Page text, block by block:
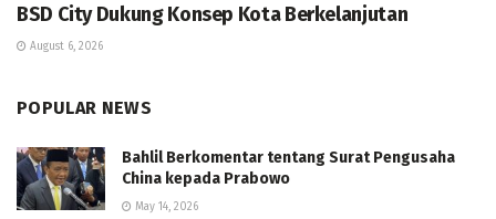
BSD City Dukung Konsep Kota Berkelanjutan
August 6, 2026
POPULAR NEWS
Bahlil Berkomentar tentang Surat Pengusaha
China kepada Prabowo
May 14, 2026